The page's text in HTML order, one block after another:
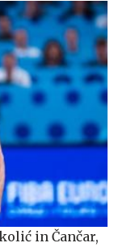
in Čančar,